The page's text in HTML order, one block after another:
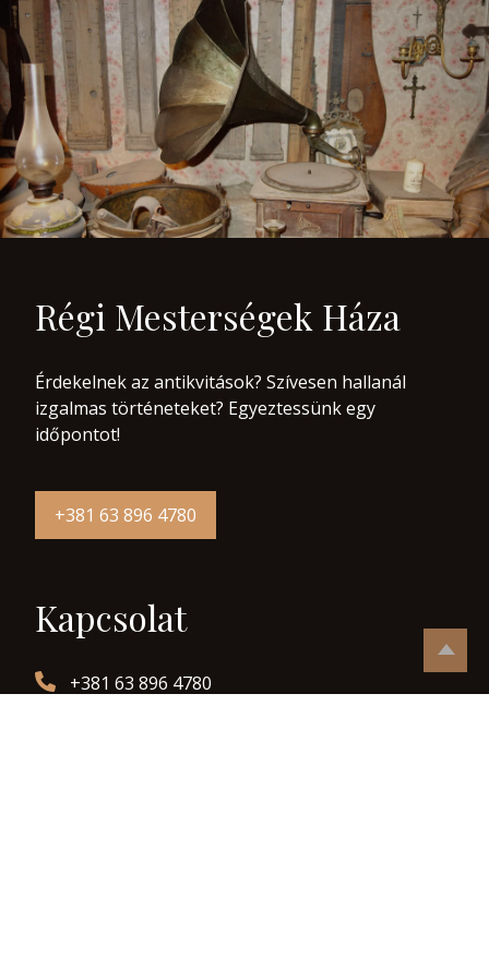
Régi Mesterségek Háza
Érdekelnek az antikvitások? Szívesen hallanál
izgalmas történeteket? Egyeztessünk egy
időpontot!
+381 63 896 4780
Kapcsolat
+381 63 896 4780